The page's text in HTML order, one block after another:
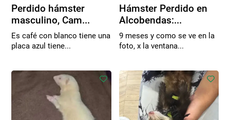
Perdido hámster
masculino, Cam...
Es café con blanco tiene una
placa azul tiene...
Hámster Perdido en
Alcobendas:...
9 meses y como se ve en la
foto, x la ventana...